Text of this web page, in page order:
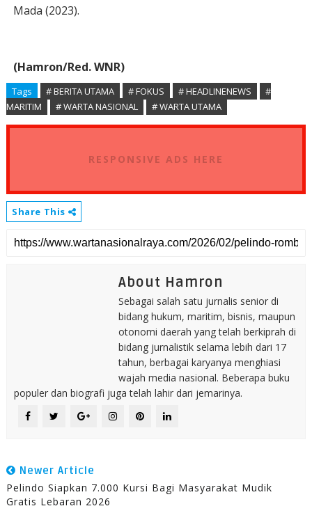
Mada (2023).
(Hamron/Red. WNR)
Tags # BERITA UTAMA # FOKUS # HEADLINENEWS
#
MARITIM
# WARTA NASIONAL # WARTA UTAMA
RESPONSIVE ADS HERE
Share This
About Hamron
Sebagai salah satu jurnalis senior di
bidang hukum, maritim, bisnis, maupun
otonomi daerah yang telah berkiprah di
bidang jurnalistik selama lebih dari 17
tahun, berbagai karyanya menghiasi
wajah media nasional. Beberapa buku
populer dan biografi juga telah lahir dari jemarinya.
Newer Article
Pelindo Siapkan 7.000 Kursi Bagi Masyarakat Mudik
Gratis Lebaran 2026